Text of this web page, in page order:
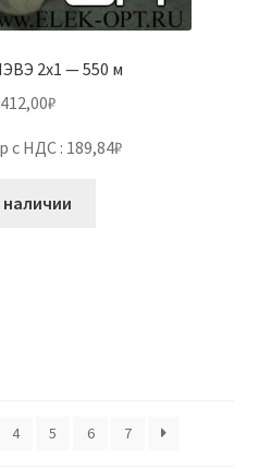
2х1 — 550 м
₽
с НДС : 189,84₽
наличии
4 5 6 7